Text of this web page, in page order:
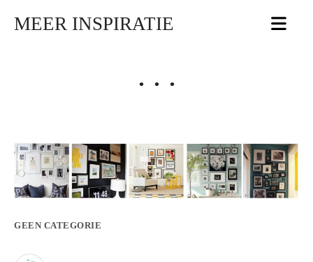
MEER INSPIRATIE
• • •
GEEN CATEGORIE